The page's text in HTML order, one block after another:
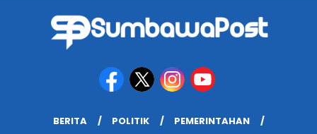
BERITA POLITIK
PEMERINTAHAN